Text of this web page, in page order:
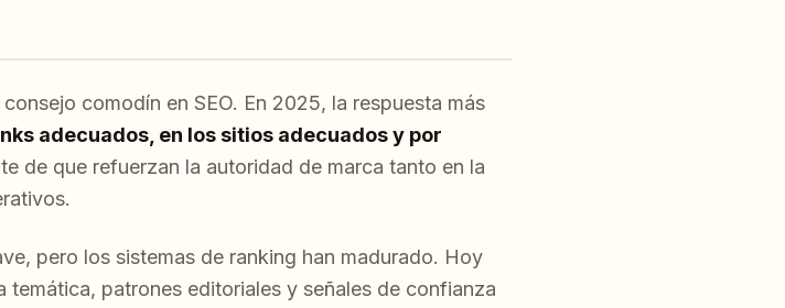
comodín en SEO. En 2025, la respuesta más
adecuados, en los sitios adecuados y por
de que refuerzan la autoridad de marca tanto en la
pero los sistemas de ranking han madurado. Hoy
patrones editoriales y señales de confianza